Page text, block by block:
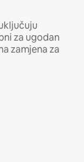
za ugodan
zamjena za